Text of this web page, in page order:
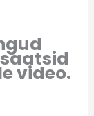
video.